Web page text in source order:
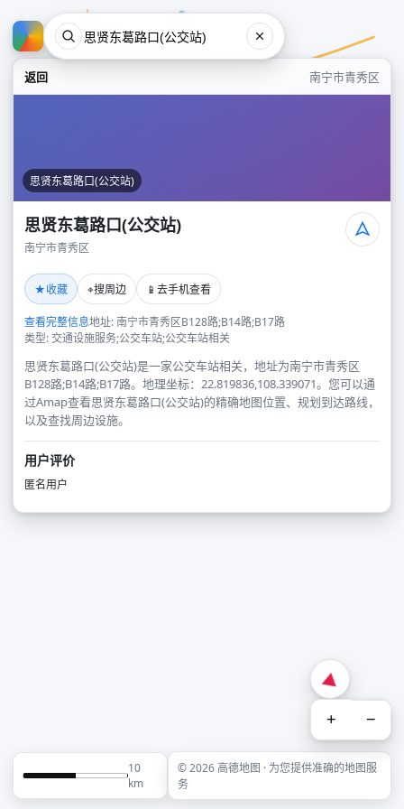
返回 南宁市青秀区
思贤东葛路口(公交站)
思贤东葛路口(公交站)
南宁市青秀区
★收藏 ⌖搜周边 📱 去手机查看
查看完整信息地址: 南宁市青秀区B128路;B14路;B17路
类型: 交通设施服务;公交车站;公交车站相关
思贤东葛路口(公交站)是一家公交车站相关，地址为南宁市青秀区
B128路;B14路;B17路。地理坐标：22.819836,108.339071。您可以通
过Amap查看思贤东葛路口(公交站)的精确地图位置、规划到达路线，
以及查找周边设施。
用户评价
匿名用户
+ −
10
km
© 2026 高德地图 · 为您提供准确的地图服
务